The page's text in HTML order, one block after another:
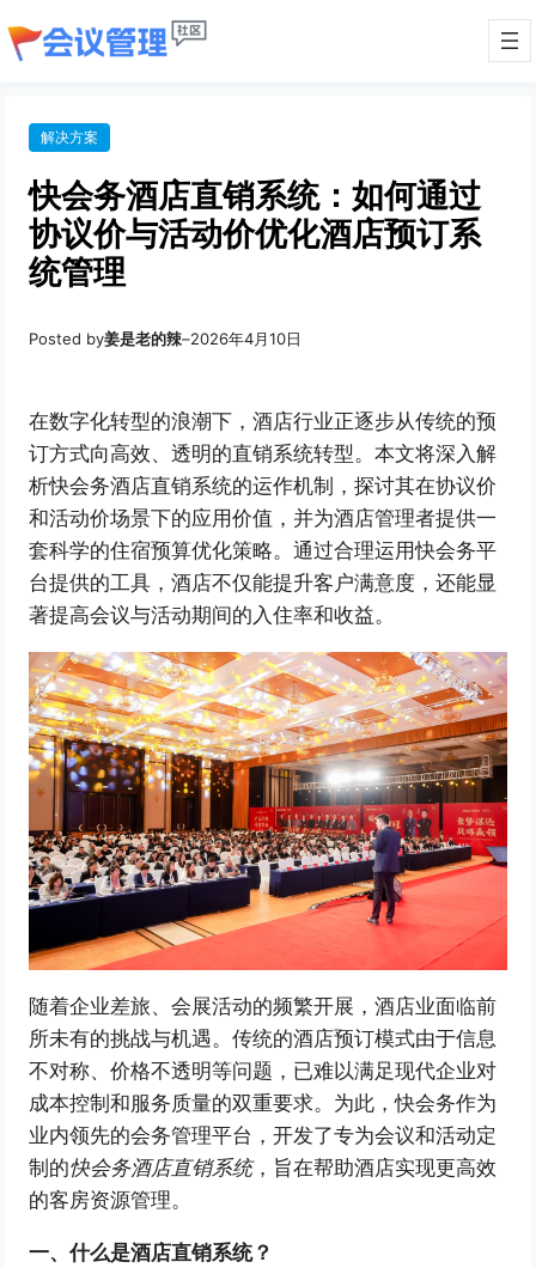
解决方案
快会务酒店直销系统：如何通过
协议价与活动价优化酒店预订系
统管理
Posted by姜是老的辣–2026年4月10日
在数字化转型的浪潮下，酒店行业正逐步从传统的预
订方式向高效、透明的直销系统转型。本文将深入解
析快会务酒店直销系统的运作机制，探讨其在协议价
和活动价场景下的应用价值，并为酒店管理者提供一
套科学的住宿预算优化策略。通过合理运用快会务平
台提供的工具，酒店不仅能提升客户满意度，还能显
著提高会议与活动期间的入住率和收益。
随着企业差旅、会展活动的频繁开展，酒店业面临前
所未有的挑战与机遇。传统的酒店预订模式由于信息
不对称、价格不透明等问题，已难以满足现代企业对
成本控制和服务质量的双重要求。为此，快会务作为
业内领先的会务管理平台，开发了专为会议和活动定
制的快会务酒店直销系统，旨在帮助酒店实现更高效
的客房资源管理。
一、什么是酒店直销系统？